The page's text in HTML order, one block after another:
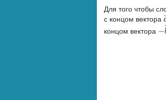
Для того чтобы
с концом вектора
концом вектора −
−b